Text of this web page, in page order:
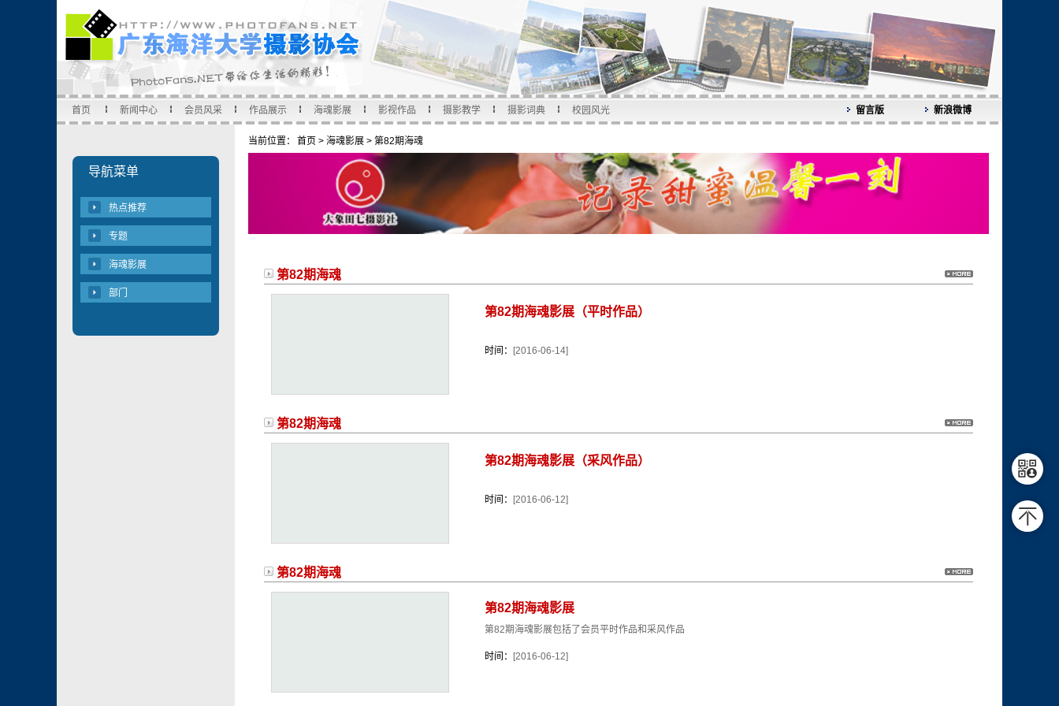
首页 新闻中心 会员风采 作品展示 海魂影展 影视作品 摄影教学 摄影词典 校园风光 留言版 新浪微博
导航菜单
热点推荐
专题
海魂影展
部门
当前位置： 首页 > 海魂影展 > 第82期海魂
第82期海魂
第82期海魂影展（平时作品）
时间： [2016-06-14]
第82期海魂
第82期海魂影展（采风作品）
时间： [2016-06-12]
第82期海魂
第82期海魂影展
第82期海魂影展包括了会员平时作品和采风作品
时间： [2016-06-12]